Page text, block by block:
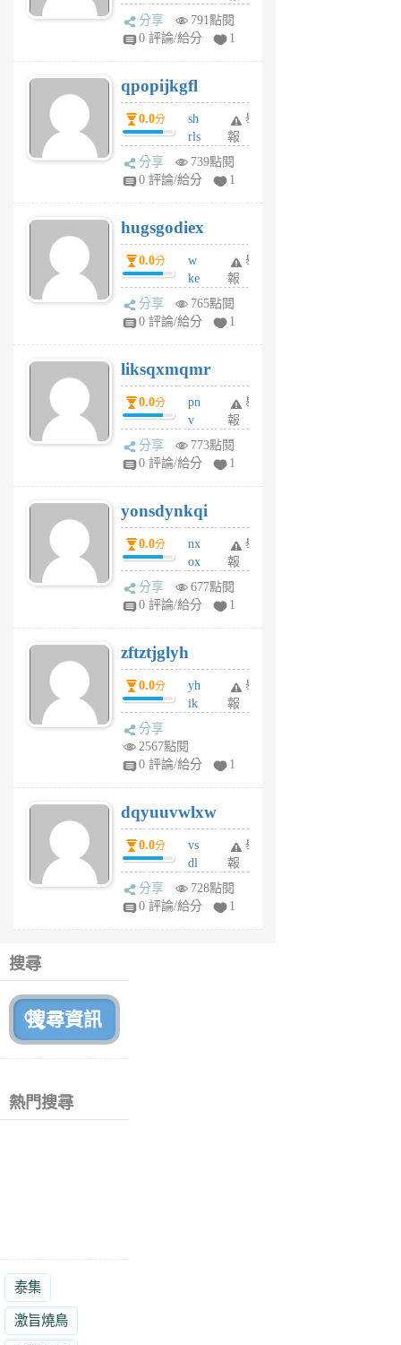
w
rs
6
個
月
前
分享
791點閱
0 評論/給分
1
qpopijkgfl
0.0分
sh
rls
k
m
6
個
月
前
舉
報
分享
739點閱
0 評論/給分
1
hugsgodiex
0.0分
w
ke
rv
pj
6
個
月
前
舉
報
分享
765點閱
0 評論/給分
1
liksqxmqmr
0.0分
pn
v
wt
sv
6
個
月
前
舉
報
分享
773點閱
0 評論/給分
1
yonsdynkqi
0.0分
nx
ox
rh
pe
月
前
舉
報
分享
677點閱
0 評論/給分
1
zftztjglyh
0.0分
yh
ik
tu
6
個
月
前
舉
報
分享
2567點閱
0 評論/給分
1
dqyuuvwlxw
0.0分
vs
dl
sq
fy
舉
報
分享
728點閱
0 評論/給分
1
搜尋
熱門搜尋
泰集
激旨燒鳥